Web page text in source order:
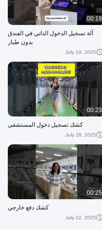
00:19
آلة تسجيل الدخول الذاتي في الفندق
بدون طيار
July 29, 2025
00:23
كشك تسجيل دخول المستشفى
July 28, 2025
00:25
كشك دفع خارجي
July 22, 2025